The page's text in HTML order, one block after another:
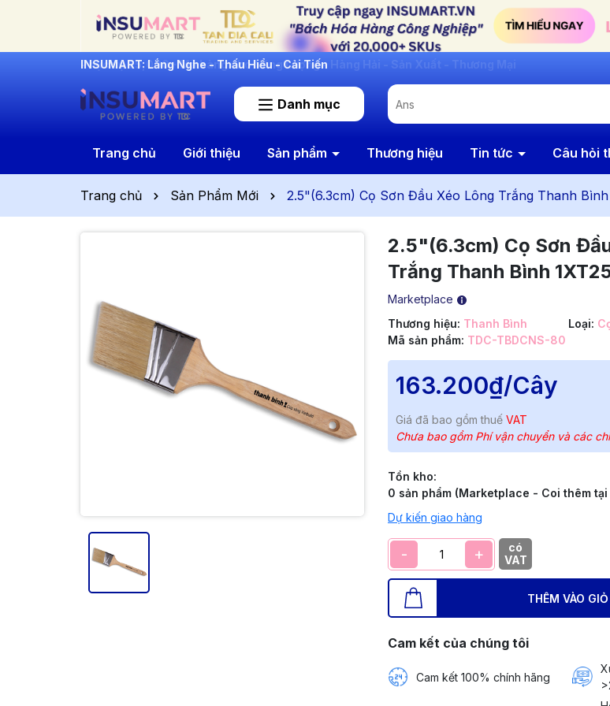
INSUMART: Lắng Nghe - Thấu Hiểu - Cải Tiến
Danh mục
Trang chủ Giới thiệu Sản phẩm Thương hiệu Tin tức Câu hỏi
Trang chủ Sản Phẩm Mới 2.5"(6.3cm) Cọ Sơn Đầu Xéo Lông Trắng Thanh Bình
2.5"(6.3cm) Cọ Sơn
Trắng Thanh Bình
Marketplace
Thương hiệu: Thanh Bình Loại:
Mã sản phẩm: TDC-TBDCNS-80
163.200₫/Cây
Giá đã bao gồm thuế VAT
Chưa bao gồm Phí vận chuyển và các
Tồn kho:
0 sản phẩm (Marketplace - Coi thêm tại
Dự kiến giao hàng
- +
có
VAT
THÊM VÀO GIỎ
Cam kết của chúng tôi
Cam kết 100% chính hãng